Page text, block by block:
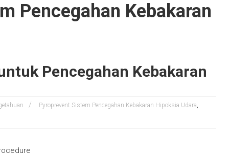
Pencegahan Kebakaran
Pencegahan Kebakaran
Pyroprevent Sistem Pencegahan Kebakaran Hipoksia Udara,